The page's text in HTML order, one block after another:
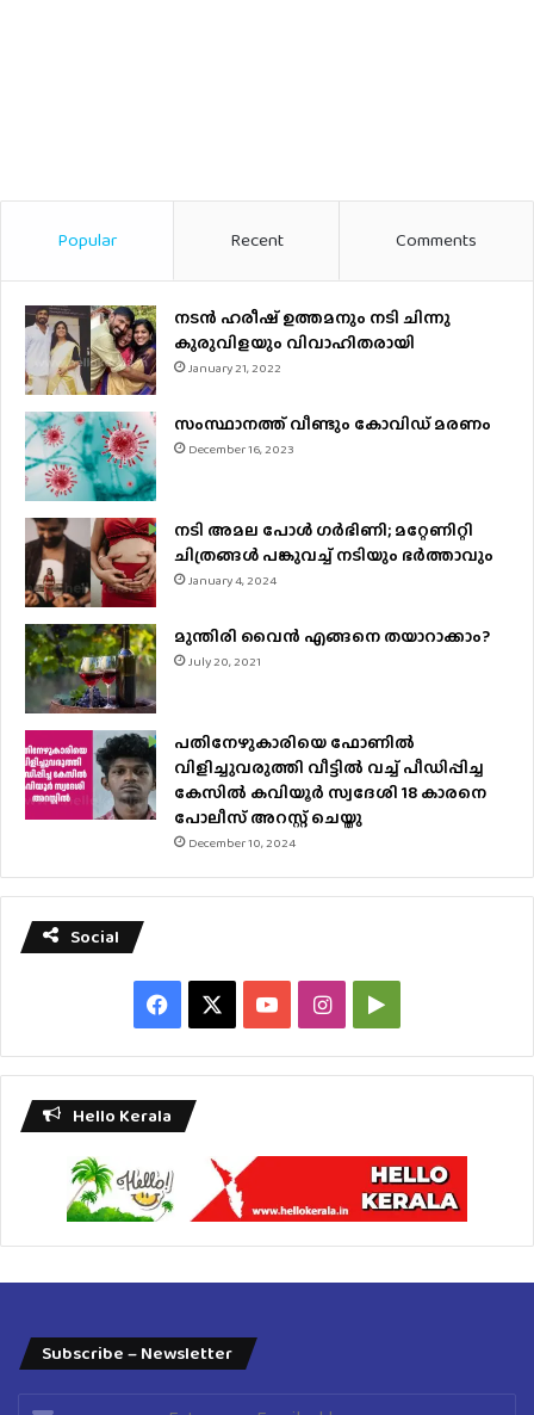
Popular Recent Comments
നടന്‍ ഹരീഷ് ഉത്തമനും നടി ചിന്നു
കുരുവിളയും വിവാഹിതരായി
January 21, 2022
സംസ്ഥാനത്ത് വീണ്ടും കോവിഡ് മരണം
December 16, 2023
നടി അമല പോൾ ​ഗർഭിണി; മറ്റേണിറ്റി
ചിത്രങ്ങള്‍ പങ്കുവച്ച് നടിയും ഭർത്താവും
January 4, 2024
മുന്തിരി വൈന്‍ എങ്ങനെ തയാറാക്കാം?
July 20, 2021
പതിനേഴുകാരിയെ ഫോണിൽ
വിളിച്ചുവരുത്തി വീട്ടിൽ വച്ച് പീഡിപ്പിച്ച
കേസിൽ കവിയൂർ സ്വദേശി 18 കാരനെ
പോലീസ് അറസ്റ്റ് ചെയ്തു
December 10, 2024
Social
Facebook YouTubeInstagramGoogle
Play
Hello Kerala
Subscribe – Newsletter